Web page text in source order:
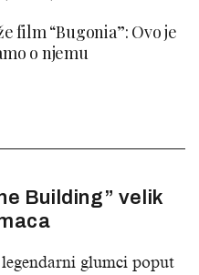
film “Bugonia”: Ovo je
o njemu
Building” velik
glumci poput